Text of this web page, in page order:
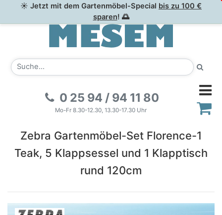
☀ Jetzt mit dem Gartenmöbel-Special bis zu 100 €
sparen! 🌅
0 25 94 / 94 11 80
Mo-Fr 8.30-12.30, 13.30-17.30 Uhr
Zebra Gartenmöbel-Set Florence-1
Teak, 5 Klappsessel und 1 Klapptisch
rund 120cm